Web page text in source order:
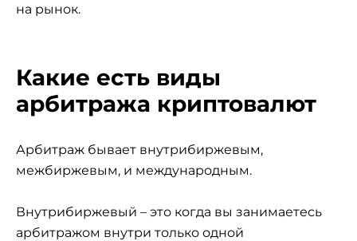
на рынок.
Какие есть виды
арбитража криптовалют
Арбитраж бывает внутрибиржевым,
межбиржевым, и международным.
Внутрибиржевый – это когда вы занимаетесь
арбитражом внутри только одной